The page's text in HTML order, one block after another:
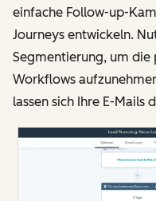
einfache Follow-up-
Journeys entwickeln.
Segmentierung, um die
Workflows
lassen sich Ihre E-Mails